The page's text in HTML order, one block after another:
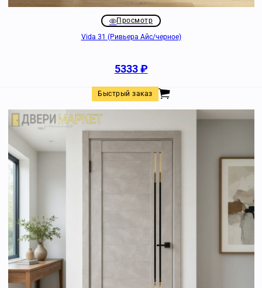
Просмотр
Vida 31 (Ривьера Айс/черное)
5333₽
Быстрый заказ